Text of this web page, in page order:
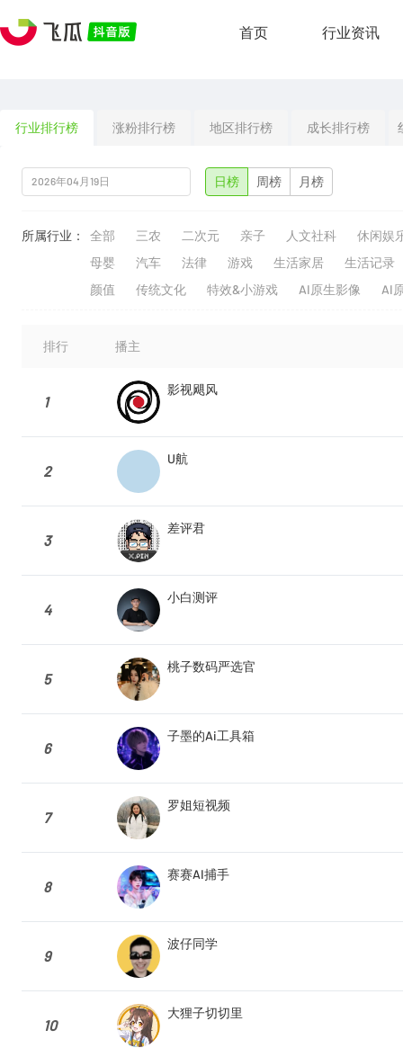
首页 行业资讯
行业排行榜 涨粉排行榜 地区排行榜 成长排行榜
日榜 周榜 月榜
所属行业： 全部 三农 二次元 亲子 人文社科
休闲娱
母婴
汽车 法律 游戏 生活家居
生活记录
颜值
传统文化 特效&小游戏 AI原生影像 AI
排行 播主
1
影视飓风
2
U航
3
差评君
4
小白测评
5
桃子数码严选官
6
子墨的Ai工具箱
7
罗姐短视频
8
赛赛AI捕手
9
波仔同学
10
大狸子切切里